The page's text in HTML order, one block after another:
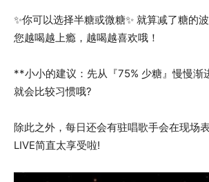
✨你可以选择半糖或微糖✨ 就算减了糖的
您越喝越上瘾，越喝越喜欢哦！
**小小的建议：先从『75% 少糖』慢慢渐
就会比较习惯哦?
除此之外，每日还会有驻唱歌手会在现场
LIVE简直太享受啦!